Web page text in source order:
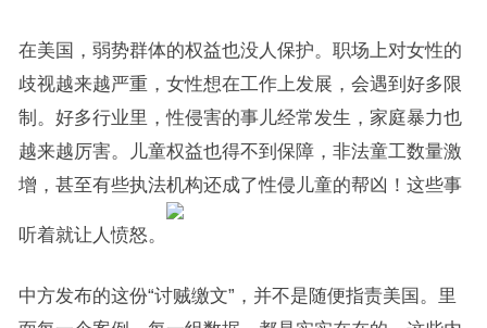
在美国，弱势群体的权益也没人保护。职场上对女性的
歧视越来越严重，女性想在工作上发展，会遇到好多限
制。好多行业里，性侵害的事儿经常发生，家庭暴力也
越来越厉害。儿童权益也得不到保障，非法童工数量激
增，甚至有些执法机构还成了性侵儿童的帮凶！这些事
听着就让人愤怒。
中方发布的这份“讨贼缴文”，并不是随便指责美国。里